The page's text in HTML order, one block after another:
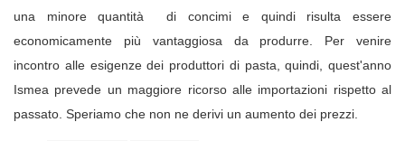
una minore quantità di concimi e quindi risulta essere
economicamente più vantaggiosa da produrre. Per venire
incontro alle esigenze dei produttori di pasta, quindi, quest'anno
Ismea prevede un maggiore ricorso alle importazioni rispetto al
passato. Speriamo che non ne derivi un aumento dei prezzi.